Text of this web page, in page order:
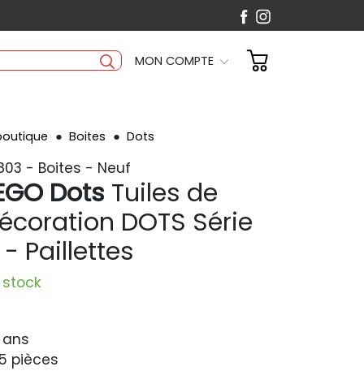
MON COMPTE
Boites Dots
- Boites - Neuf
Dots Tuiles de
DOTS Série
Paillettes
stock
pièces